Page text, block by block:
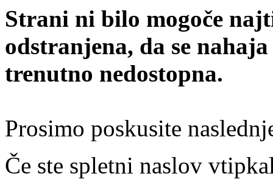
Strani ni bilo mogoče
odstranjena, da se
trenutno nedostopna.
Prosimo poskusite
Če ste spletni naslov